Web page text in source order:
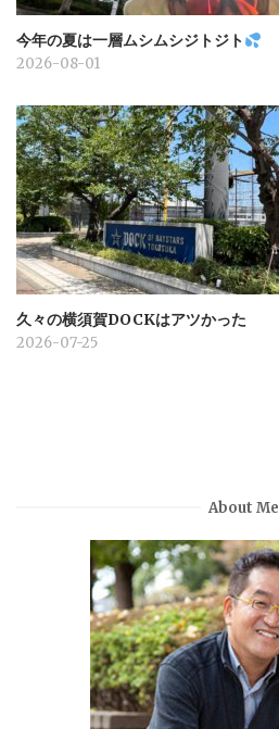
今年の夏は一層ムシムシジトジト
2026-08-01
久々の横須賀DOCKはアツかった
2026-07-25
About Me